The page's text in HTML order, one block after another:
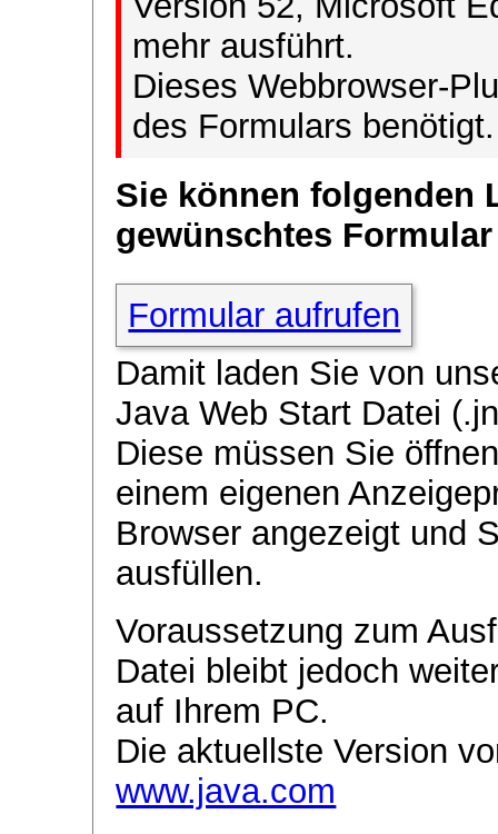
mehr ausführt.
Dieses Webbrowser-
des Formulars benötigt.
Sie können folgenden
gewünschtes
Formular aufrufen
Damit laden Sie von
Java Web Start Datei
Diese müssen Sie
einem eigenen
Browser angezeigt und
ausfüllen.
Voraussetzung zum
Datei bleibt jedoch
auf Ihrem PC.
Die aktuellste Version
www.java.com